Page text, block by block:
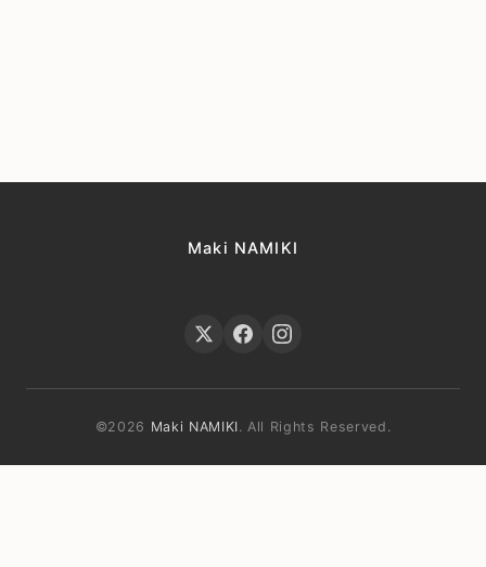
Maki NAMIKI
©2026 Maki NAMIKI. All Rights Reserved.